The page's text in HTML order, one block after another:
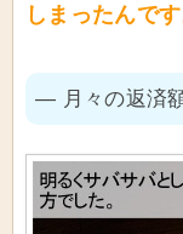
しまったんです
― 月々の返済